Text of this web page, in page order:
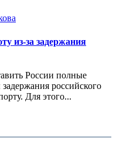
из-за задержания
России полные
российского
Для этого...